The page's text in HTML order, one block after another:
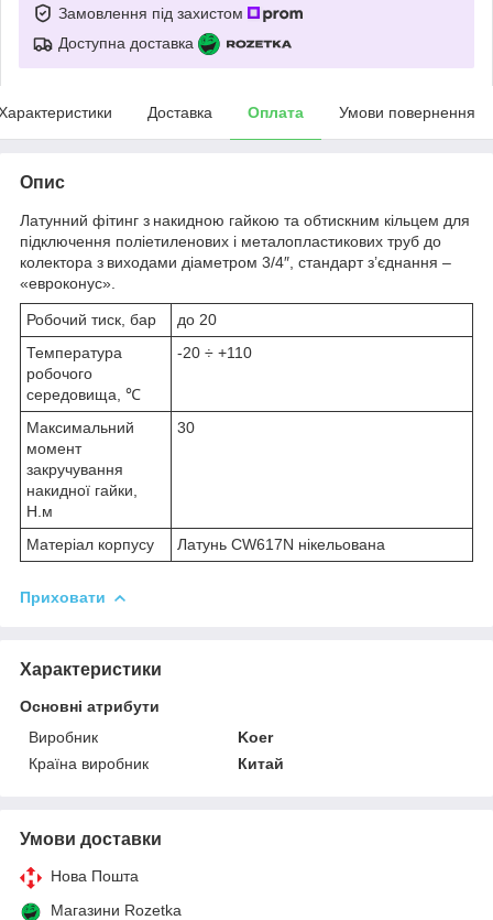
Замовлення під захистом
Доступна доставка
Доставка Оплата Умови повернення
Опис
Латунний фітинг з накидною гайкою та обтискним кільцем для
підключення поліетиленових і металопластикових труб до
колектора з виходами діаметром 3/4″, стандарт з’єднання –
«евроконус».
Робочий тиск, бар
до 20
Температура
робочого
середовища, ℃
-20 ÷ +110
Максимальний
момент
закручування
накидної гайки,
Н.м
30
Матеріал корпусу Латунь CW617N нікельована
Приховати
Характеристики
Основні атрибути
Виробник
Koer
Країна виробник
Китай
Умови доставки
Нова Пошта
Магазини Rozetka